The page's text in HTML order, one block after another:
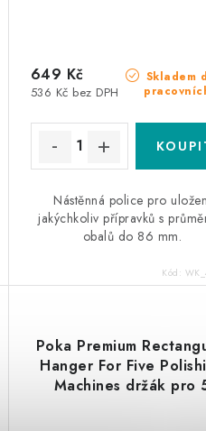
Skladem
536 Kč bez DPH
649 Kč
Nástěnná police pro
jakýchkoliv přípravků s
obalů do 86 mm.
Kód:
Poka Premium
Hanger For Five
Machines držák pro